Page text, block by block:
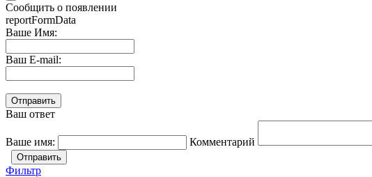
Сообщить о появлении
reportFormData
Ваше Имя:
Ваш E-mail:
Ваш ответ
Ваше имя: Комментарий
Отправить
Фильтр